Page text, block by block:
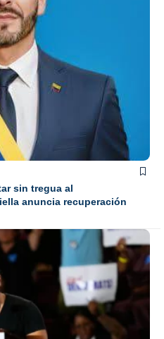
sin tregua al
anuncia recuperación